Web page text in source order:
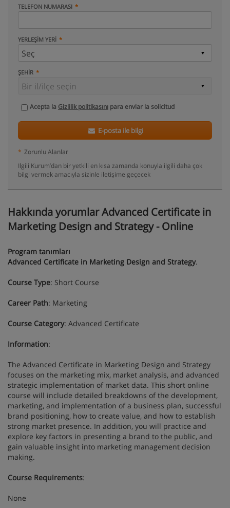
TELEFON NUMARASI
YERLEŞIM YERI
ŞEHIR
Acepta la Gizlilik politikasını para enviar la solicitud
E-posta ile bilgi
* Zorunlu Alanlar
Ilgili Kurum’dan bir yetkili en kısa zamanda konuyla ilgili daha çok
bilgi vermek amacıyla sizinle iletişime geçecek
Hakkında yorumlar Advanced Certificate in
Marketing Design and Strategy - Online
Program tanımları
Advanced Certificate in Marketing Design and Strategy.
Course Type: Short Course
Career Path: Marketing
Course Category: Advanced Certificate
Information:
The Advanced Certificate in Marketing Design and Strategy
focuses on the marketing mix, market analysis, and advanced
strategic implementation of market data. This short online
course will include detailed breakdowns of the development,
marketing, and implementation of a business plan, successful
brand positioning, how to create value, and how to establish
strong market presence. In addition, you will practice and
explore key factors in presenting a brand to the public, and
gain valuable insight into marketing management decision
making.
Course Requirements:
None